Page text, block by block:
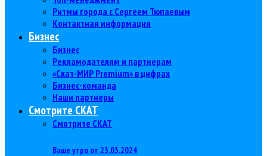
Ритмы города с Сергеем Тюпаевым
Контактная информация
Бизнес
Бизнес
Рекламодателям и партнерам
«Скат-МИР Premium» в цифрах
Бизнес-команда
Наши партнеры
Смотрите СКАТ
Смотрите СКАТ
Ваше утро от 23.03.2024